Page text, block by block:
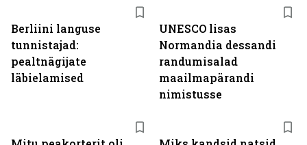
Berliini languse
tunnistajad:
pealtnägijate
läbielamised
UNESCO lisas
Normandia dessandi
randumisalad
maailmapärandi
nimistusse